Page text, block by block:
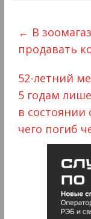
← В
продавать
52-летний
5 годам
в состоянии
чего погиб